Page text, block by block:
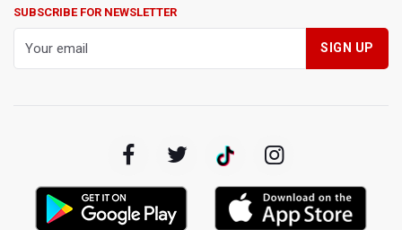
Sebesar 145,3 Miliar Dolar AS
Adriansyah
SUBSCRIBE FOR NEWSLETTER